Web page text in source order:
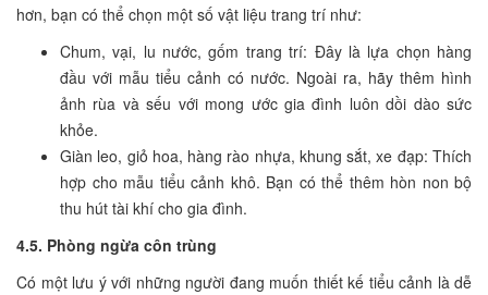
hơn, bạn có thể chọn một số vật liệu trang trí như:
Chum, vại, lu nước, gốm trang trí: Đây là lựa chọn hàng
đầu với mẫu tiểu cảnh có nước. Ngoài ra, hãy thêm hình
ảnh rùa và sếu với mong ước gia đình luôn dồi dào sức
khỏe.
Giàn leo, giỏ hoa, hàng rào nhựa, khung sắt, xe đạp: Thích
hợp cho mẫu tiểu cảnh khô. Bạn có thể thêm hòn non bộ
thu hút tài khí cho gia đình.
4.5. Phòng ngừa côn trùng
Có một lưu ý với những người đang muốn thiết kế tiểu cảnh là dễ